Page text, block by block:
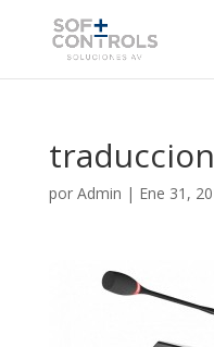
por Admin | Ene 31,